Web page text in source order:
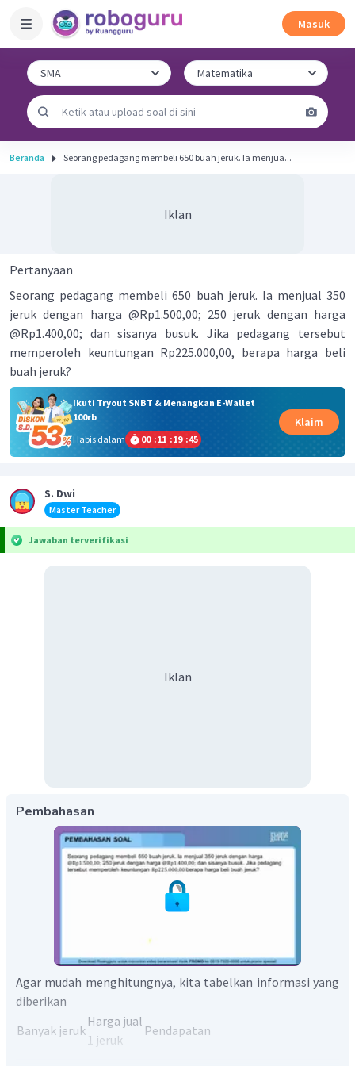
Masuk
Beranda Seorang pedagang membeli 650 buah jeruk. Ia menjua...
Iklan
Pertanyaan
Seorang pedagang membeli 650 buah jeruk. Ia menjual 350
jeruk dengan harga @Rp1.500,00; 250 jeruk dengan harga
@Rp1.400,00; dan sisanya busuk. Jika pedagang tersebut
memperoleh keuntungan Rp225.000,00, berapa harga beli
buah jeruk?
Ikuti Tryout SNBT & Menangkan E-Wallet
100rb
Habis dalam
00 :11 :19 :45
Klaim
S. Dwi
Master Teacher
Jawaban terverifikasi
Iklan
Pembahasan
Agar mudah menghitungnya, kita tabelkan informasi yang
diberikan
Banyak jeruk
Harga jual
1 jeruk
Pendapatan